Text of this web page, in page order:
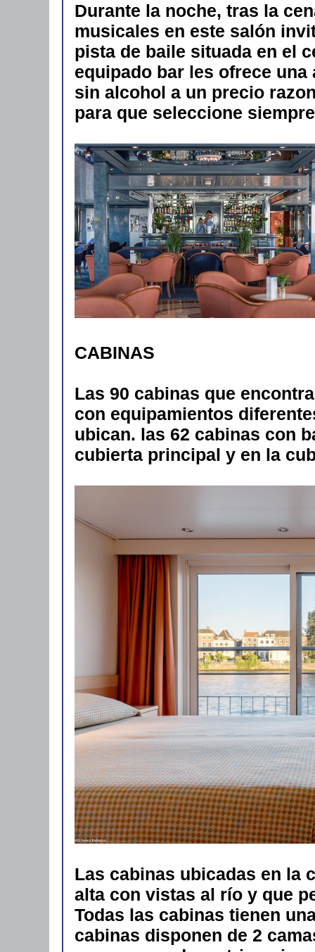
Durante la noche, tras la
musicales en este salón
pista de baile situada en el
equipado bar les ofrece
sin alcohol a un precio
para que seleccione
CABINAS
Las 90 cabinas que
con equipamientos
ubican. las 62 cabinas con
cubierta principal y en la
Las cabinas ubicadas en la
alta con vistas al río y que
Todas las cabinas tienen
cabinas disponen de 2